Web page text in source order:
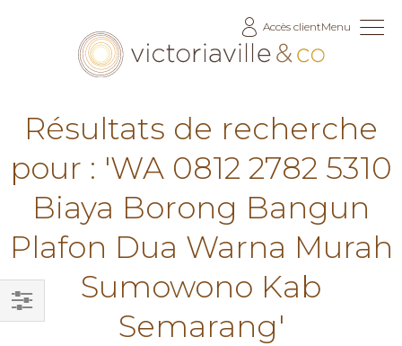
Accès clientMenu
Résultats de recherche
pour : 'WA 0812 2782 5310
Biaya Borong Bangun
Plafon Dua Warna Murah
Sumowono Kab
Semarang'
Filtrer